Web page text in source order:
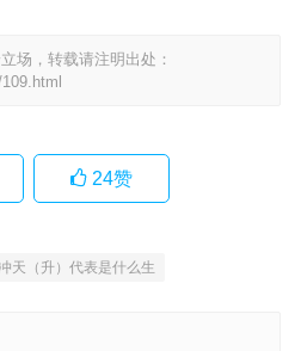
场，转载请注明出处：
24赞
天（升）代表是什么生